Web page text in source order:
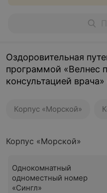
Оздоровительная
программой «Велнес
консультацией врача»
Корпус «Морской»
Корпус «Морской»
Однокомнатный
одноместный номер
«Сингл»